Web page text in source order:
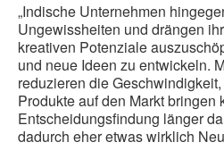
„Indische Unternehmen
Ungewissheiten und drängen
kreativen Potenziale
und neue Ideen zu entwickeln.
reduzieren die
Produkte auf den Markt bringen
Entscheidungsfindung länger
dadurch eher etwas wirklich